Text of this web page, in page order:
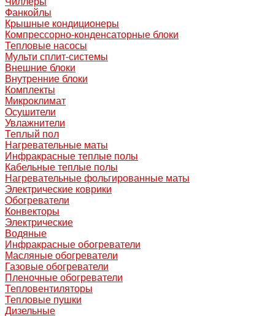
Фанкойлы
Крышные кондиционеры
Компрессорно-конденсаторные блоки
Тепловые насосы
Мульти сплит-системы
Внешние блоки
Внутренние блоки
Комплекты
Микроклимат
Осушители
Увлажнители
Теплый пол
Нагревательные маты
Инфракрасные теплые полы
Кабельные теплые полы
Нагревательные фольгированные маты
Электрические коврики
Обогреватели
Конвекторы
Электрические
Водяные
Инфракрасные обогреватели
Масляные обогреватели
Газовые обогреватели
Пленочные обогреватели
Тепловентиляторы
Тепловые пушки
Дизельные